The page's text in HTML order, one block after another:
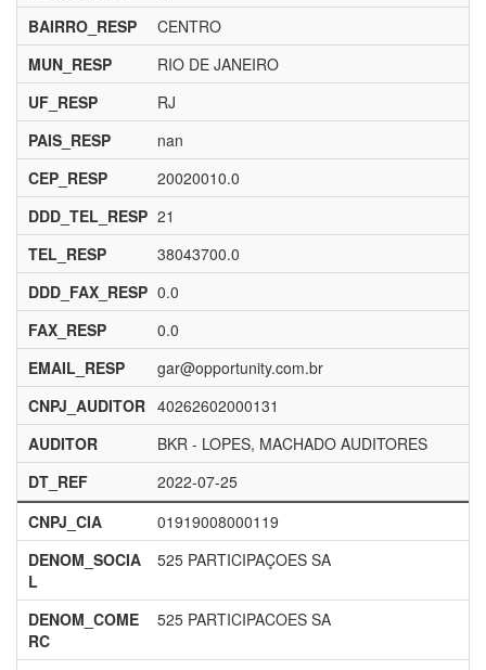
BAIRRO_RESP
CENTRO
MUN_RESP
RIO DE JANEIRO
UF_RESP
RJ
PAIS_RESP
nan
CEP_RESP
20020010.0
DDD_TEL_RESP 21
TEL_RESP
38043700.0
DDD_FAX_RESP 0.0
FAX_RESP
0.0
EMAIL_RESP
gar@opportunity.com.br
CNPJ_AUDITOR 40262602000131
AUDITOR
BKR - LOPES, MACHADO AUDITORES
DT_REF
2022-07-25
CNPJ_CIA
01919008000119
DENOM_SOCIA
L
525 PARTICIPAÇOES SA
DENOM_COME
RC
525 PARTICIPACOES SA